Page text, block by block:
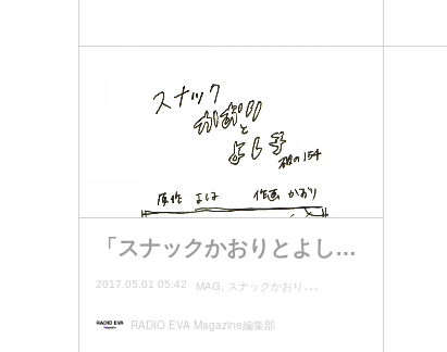
「スナックかおりとよし…
2017.05.01 05:42 MAG スナックかおりとよし子
RADIO EVA Magazine編集部